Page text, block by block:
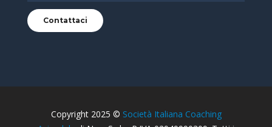
Copyright 2025 © Società Italiana Coaching